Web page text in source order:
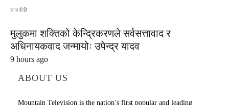
राजनीति
मुलुकमा शक्तिको केन्द्रिकरणले सर्वसत्तावाद र
अधिनायकवाद जन्मायोः उपेन्द्र यादव
9 hours ago
ABOUT US
Mountain Television is the nation’s first popular and leading